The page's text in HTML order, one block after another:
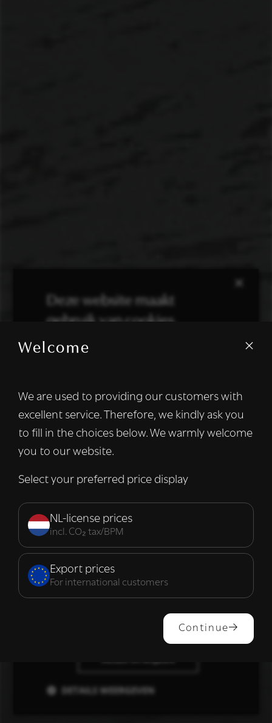
Welcome
We are used to providing our customers with
excellent service. Therefore, we kindly ask you
to fill in the choices below. We warmly welcome
you to our website.
Select your preferred price display
NL-license prices
incl. CO₂ tax/BPM
Export prices
For international customers
Continue
×
Deze website maakt
gebruik van cookies.
We gebruiken cookies om inhoud en
informatie over uw gebruik van onze site
met onze advertentie- en analysepartners,
die deze kunnen combineren met andere
informatie die u aan hen heeft verstrekt of
van hun diensten. Lees verder
Strikt
noodzakelijk
Prestatie Targeting
ALLES ACCEPTEREN
DETAILS WEERGEVEN